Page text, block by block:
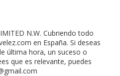
N.W. Cubriendo todo
en España. Si deseas
última hora, un suceso o
que es relevante, puedes